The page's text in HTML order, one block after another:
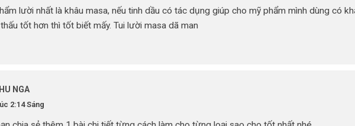
lười nhất là khâu masa, nếu tinh dầu có tác dụng giúp cho mỹ phẩm mình dùng có
tốt hơn thì tốt biết mấy. Tui lười masa dã man
NGA
2:14 Sáng